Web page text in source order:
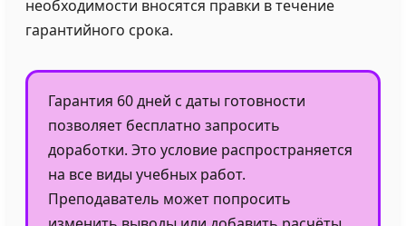
необходимости вносятся правки в течение
гарантийного срока.
Гарантия 60 дней с даты готовности
позволяет бесплатно запросить
доработки. Это условие распространяется
на все виды учебных работ.
Преподаватель может попросить